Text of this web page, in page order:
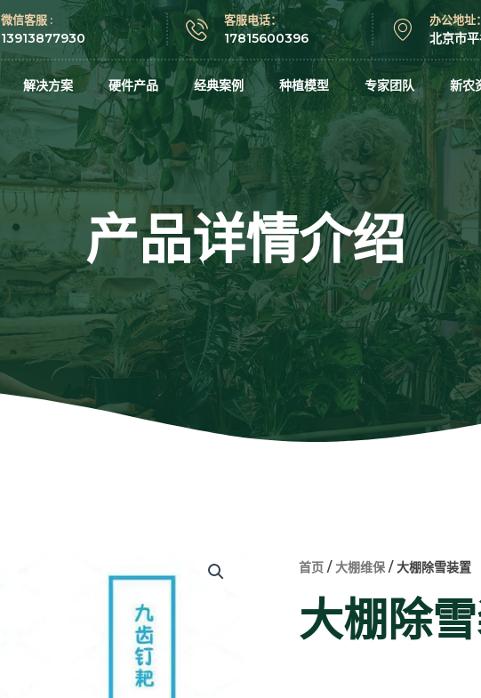
微信客服 :
13913877930
客服电话：
17815600396
办公地址：
北京市
解决方案 硬件产品 经典案例 种植模型 专家团队 新农
产品详情介绍
首页 / 大棚维保 / 大棚除雪装置
大棚除